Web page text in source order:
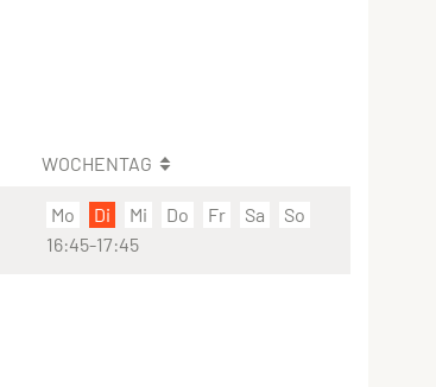
WOCHENTAG
Mo Di Mi Do Fr Sa
So
16:45-17:45